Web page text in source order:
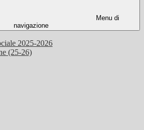
Menu di
navigazione
2025-2026
(25-26)